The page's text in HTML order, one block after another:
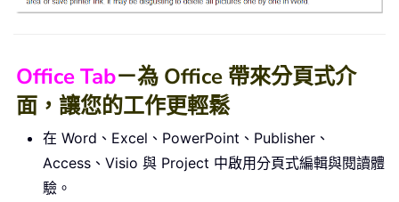
Office Tab－為 Office 帶來分頁式介
面，讓您的工作更輕鬆
在 Word、Excel、PowerPoint、Publisher、
Access、Visio 與 Project 中啟用分頁式編輯與閱讀體
驗。